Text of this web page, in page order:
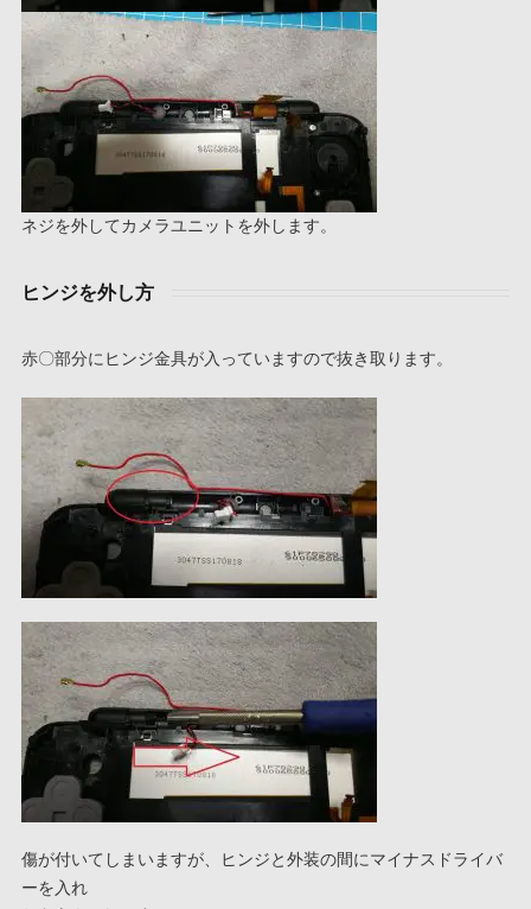
ネジを外してカメラユニットを外します。
ヒンジを外し方
赤〇部分にヒンジ金具が入っていますので抜き取ります。
傷が付いてしまいますが、ヒンジと外装の間にマイナスドライバ
ーを入れ